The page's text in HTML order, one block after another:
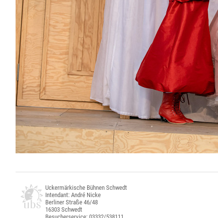
Uckermärkische Bühnen Schwedt
Intendant: André Nicke
Berliner Straße 46/48
16303 Schwedt